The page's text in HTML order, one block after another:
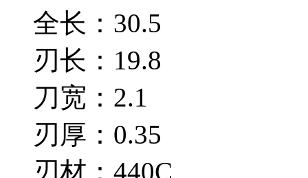
全长：30.5
刃长：19.8
刀宽：2.1
刃厚：0.35
刃材：440C